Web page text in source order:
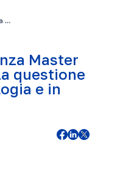
…
Master
questione
e in